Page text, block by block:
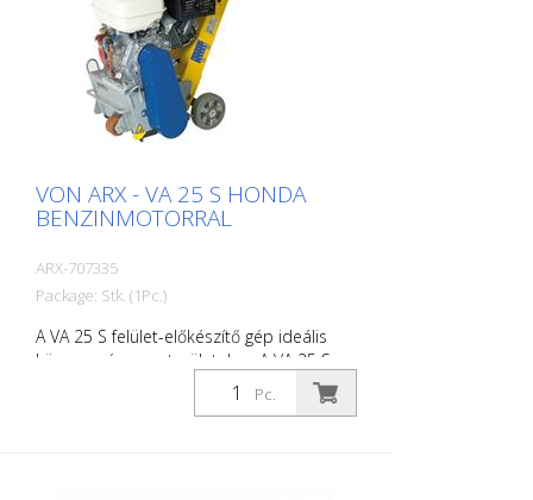
VON ARX - VA 25 S HONDA
BENZINMOTORRAL
ARX-707335
Package: Stk. (1Pc.)
A VA 25 S felület-előkészítő gép ideális
közepes és nagy területekre. A VA 25 S
rezgéscsillapító rendszerrel és
fokozatmentesen állítható
Pc.